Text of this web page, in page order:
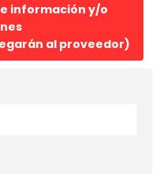
información y/o
al proveedor)